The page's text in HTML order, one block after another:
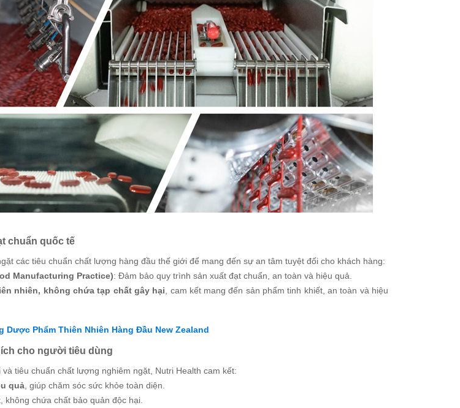
chuẩn quốc tế
các tiêu chuẩn chất lượng hàng đầu thế giới để mang đến sự an tâm tuyệt đối cho khách hàng:
Manufacturing Practice): Đảm bảo quy trình sản xuất đạt chuẩn, an toàn và hiệu quả.
nhiên, không chứa tạp chất gây hại , cam kết mang đến sản phẩm tinh khiết, an toàn và hiệu
Dược Phẩm Thiên Nhiên Hàng Đầu New Zealand
cho người tiêu dùng
tiêu chuẩn chất lượng nghiêm ngặt, Nutri Health cam kết:
quả , giúp chăm sóc sức khỏe toàn diện.
, không chứa chất bảo quản độc hại.